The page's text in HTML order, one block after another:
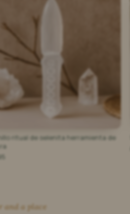
ritual de selenita herramienta de
and a place